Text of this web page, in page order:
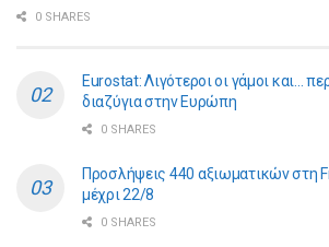
0 SHARES
Eurostat: Λιγότεροι οι γάμοι και…
διαζύγια στην Ευρώπη
0 SHARES
Προσλήψεις 440 αξιωματικών στη
μέχρι 22/8
0 SHARES